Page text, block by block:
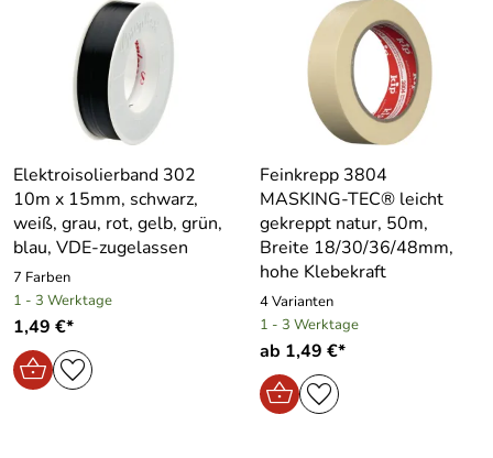
Elektroisolierband 302
10m x 15mm, schwarz,
weiß, grau, rot, gelb, grün,
blau, VDE-zugelassen
7 Farben
1 - 3 Werktage
1,49 €*
Feinkrepp 3804
MASKING-TEC® leicht
gekreppt natur, 50m,
Breite 18/30/36/48mm,
hohe Klebekraft
4 Varianten
1 - 3 Werktage
ab 1,49 €*